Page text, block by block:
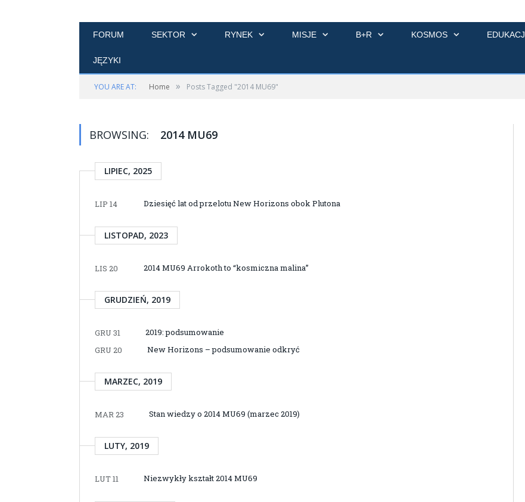
FORUM SEKTOR RYNEK MISJE B+R KOSMOS
JĘZYKI
YOU ARE AT: Home » Posts Tagged "2014 MU69"
BROWSING: 2014 MU69
LIPIEC, 2025
LIP 14 Dziesięć lat od przelotu New Horizons obok Plutona
LISTOPAD, 2023
LIS 20 2014 MU69 Arrokoth to “kosmiczna malina”
GRUDZIEŃ, 2019
GRU 31
2019: podsumowanie
GRU 20
New Horizons – podsumowanie odkryć
MARZEC, 2019
MAR 23 Stan wiedzy o 2014 MU69 (marzec 2019)
LUTY, 2019
LUT 11 Niezwykły kształt 2014 MU69